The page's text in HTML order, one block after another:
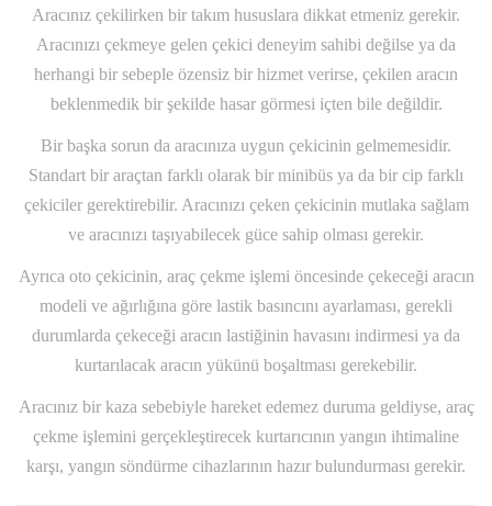
Aracınız çekilirken bir takım hususlara dikkat etmeniz gerekir.
Aracınızı çekmeye gelen çekici deneyim sahibi değilse ya da
herhangi bir sebeple özensiz bir hizmet verirse, çekilen aracın
beklenmedik bir şekilde hasar görmesi içten bile değildir.
Bir başka sorun da aracınıza uygun çekicinin gelmemesidir.
Standart bir araçtan farklı olarak bir minibüs ya da bir cip farklı
çekiciler gerektirebilir. Aracınızı çeken çekicinin mutlaka sağlam
ve aracınızı taşıyabilecek güce sahip olması gerekir.
Ayrıca oto çekicinin, araç çekme işlemi öncesinde çekeceği aracın
modeli ve ağırlığına göre lastik basıncını ayarlaması, gerekli
durumlarda çekeceği aracın lastiğinin havasını indirmesi ya da
kurtarılacak aracın yükünü boşaltması gerekebilir.
Aracınız bir kaza sebebiyle hareket edemez duruma geldiyse, araç
çekme işlemini gerçekleştirecek kurtarıcının yangın ihtimaline
karşı, yangın söndürme cihazlarının hazır bulundurması gerekir.